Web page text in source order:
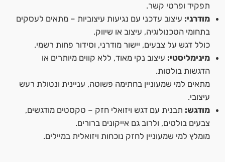
תפקיד ופרטי קשר.
מודרני: עיצוב עדכני עם נגיעות עיצוביות – מתאים לעסקים
בתחומי הטכנולוגיה, עיצוב או שיווק.
כולל דגש על צבעים, יישור מודרני, וסידור פחות רשמי.
מינימליסטי: עיצוב נקי מאוד, ללא קווים מיותרים או
הדגשות בולטות.
מתאים למי שמעוניין בחתימה פשוטה, עניינית ונטולת רעש
עיצובי.
מודגש: תבנית עם דגש ויזואלי חזק – טקסטים מודגשים,
צבעים בולטים, ולרוב גם אייקונים ברורים.
מומלץ למי שמעוניין לחזק נוכחות ויזואלית במיילים.